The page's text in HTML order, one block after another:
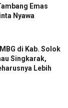
Emas
Nyawa
di Kab. Solok
Singkarak,
Lebih